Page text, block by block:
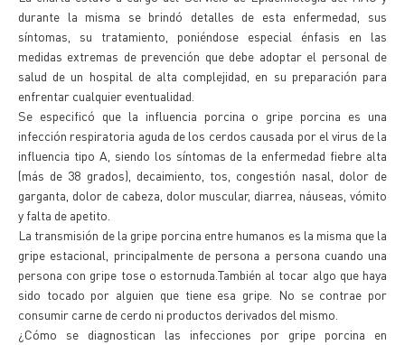
durante la misma se brindó detalles de esta enfermedad, sus
síntomas, su tratamiento, poniéndose especial énfasis en las
medidas extremas de prevención que debe adoptar el personal de
salud de un hospital de alta complejidad, en su preparación para
enfrentar cualquier eventualidad.
Se especificó que la influencia porcina o gripe porcina es una
infección respiratoria aguda de los cerdos causada por el virus de la
influencia tipo A, siendo los síntomas de la enfermedad fiebre alta
(más de 38 grados), decaimiento, tos, congestión nasal, dolor de
garganta, dolor de cabeza, dolor muscular, diarrea, náuseas, vómito
y falta de apetito.
La transmisión de la gripe porcina entre humanos es la misma que la
gripe estacional, principalmente de persona a persona cuando una
persona con gripe tose o estornuda.También al tocar algo que haya
sido tocado por alguien que tiene esa gripe. No se contrae por
consumir carne de cerdo ni productos derivados del mismo.
¿Cómo se diagnostican las infecciones por gripe porcina en